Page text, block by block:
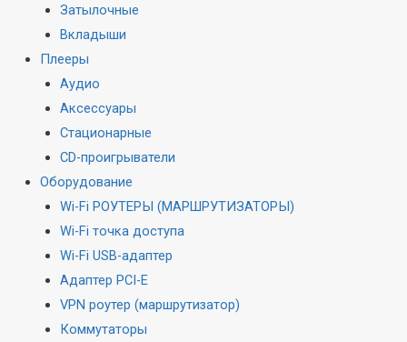
Затылочные
Вкладыши
Плееры
Аудио
Аксессуары
Стационарные
CD-проигрыватели
Оборудование
Wi-Fi РОУТЕРЫ (МАРШРУТИЗАТОРЫ)
Wi-Fi точка доступа
Wi-Fi USB-адаптер
Адаптер PCI-E
VPN роутер (маршрутизатор)
Коммутаторы